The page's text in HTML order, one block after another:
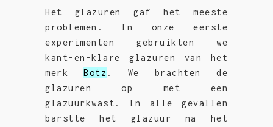
Het glazuren gaf het meeste
problemen. In onze eerste
experimenten gebruikten we
kant-en-klare glazuren van het
merkBotz . We brachten de
glazuren op met een
glazuurkwast. In alle gevallen
barstte het glazuur na het